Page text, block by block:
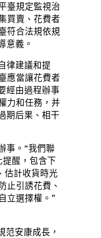
臺規定監視治
買賣、花費者
符合法規依規
意義。
律建議和提
應當讓花費者
經由過程辦事
力和任務，并
期后果、相干
事。“我們聯
提醒，包含下
估計收貨時光
止引誘花費、
立選擇權。”
范安康成長，